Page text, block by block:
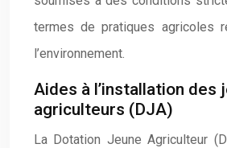
termes de pratiques agricoles
l’environnement.
Aides à l’installation des
agriculteurs (DJA)
La Dotation Jeune Agriculteur